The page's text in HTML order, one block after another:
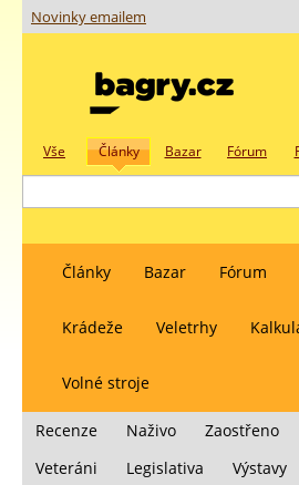
Novinky emailem
Vše Články Bazar Fórum
Články Bazar Fórum
Krádeže Veletrhy
Volné stroje
Recenze Naživo Zaostřeno
Veteráni
Legislativa Výstavy